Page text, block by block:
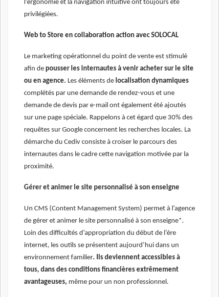
l’ergonomie et la navigation intuitive ont toujours été
privilégiées.
Web to Store en collaboration action avec SOLOCAL
Le marketing opérationnel du point de vente est stimulé
afin de pousser les internautes à venir acheter sur le site
ou en agence. Les éléments de localisation dynamiques
complétés par une demande de rendez-vous et une
demande de devis par e-mail ont également été ajoutés
sur une page spéciale. Rappelons à cet égard que 30% des
requêtes sur Google concernent les recherches locales. La
démarche du Cediv consiste à croiser le parcours des
internautes dans le cadre cette navigation motivée par la
proximité.
Gérer et animer le site personnalisé à son enseigne
Un CMS (Content Management System) permet à l’agence
de gérer et animer le site personnalisé à son enseigne*.
Loin des difficultés d’appropriation du début de l’ère
internet, les outils se présentent aujourd’hui dans un
environnement familier. Ils deviennent accessibles à
tous, dans des conditions financières extrêmement
avantageuses, même pour un non professionnel.